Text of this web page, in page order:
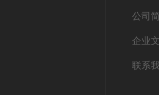
公司
企业
联系